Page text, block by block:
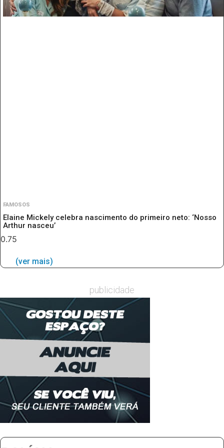
FAMOSOS
Elaine Mickely celebra nascimento do primeiro neto: ‘Nosso
Arthur nasceu’
(ver mais)
publicidade